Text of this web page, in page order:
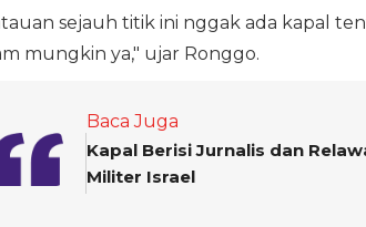
sejauh titik ini nggak ada kapal
mungkin ya," ujar Ronggo.
Baca Juga
Kapal Berisi Jurnalis dan
Militer Israel